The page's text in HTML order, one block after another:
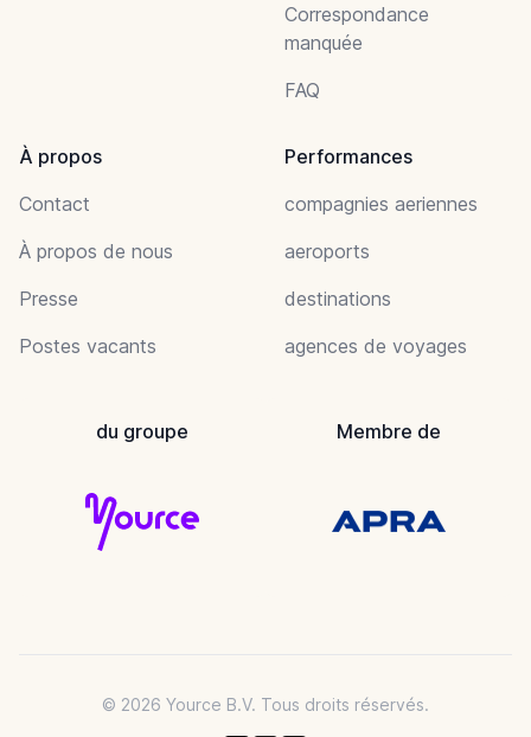
Correspondance
manquée
FAQ
À propos
Contact
À propos de nous
Presse
Postes vacants
Performances
compagnies aeriennes
aeroports
destinations
agences de voyages
du groupe Membre de
© 2026 Yource B.V. Tous droits réservés.